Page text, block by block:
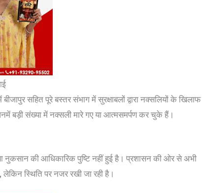
सहित पूरे बस्तर संभाग में सुरक्षाबलों द्वारा नक्सलियों के खिलाफ
बड़ी संख्या में नक्सली मारे गए या आत्मसमर्पण कर चुके हैं।
नुकसान की आधिकारिक पुष्टि नहीं हुई है। प्रशासन की ओर से अभी
स्थिति पर नजर रखी जा रही है।